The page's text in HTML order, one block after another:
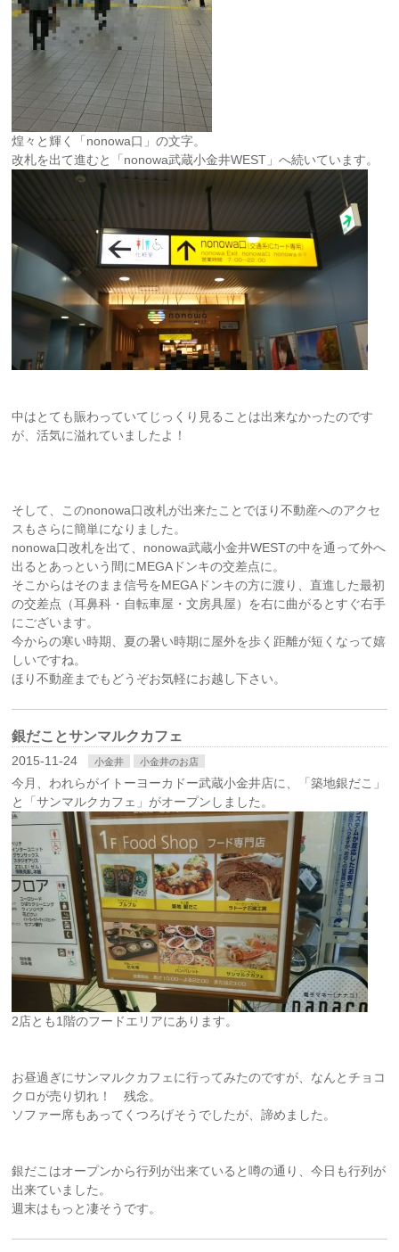
煌々と輝く「nonowa口」の文字。
改札を出て進むと「nonowa武蔵小金井WEST」へ続いています。
中はとても賑わっていてじっくり見ることは出来なかったのです
が、活気に溢れていましたよ！
そして、このnonowa口改札が出来たことでほり不動産へのアクセ
スもさらに簡単になりました。
nonowa口改札を出て、nonowa武蔵小金井WESTの中を通って外へ
出るとあっという間にMEGAドンキの交差点に。
そこからはそのまま信号をMEGAドンキの方に渡り、直進した最初
の交差点（耳鼻科・自転車屋・文房具屋）を右に曲がるとすぐ右手
にございます。
今からの寒い時期、夏の暑い時期に屋外を歩く距離が短くなって嬉
しいですね。
ほり不動産までもどうぞお気軽にお越し下さい。
銀だことサンマルクカフェ
2015-11-24 小金井 小金井のお店
今月、われらがイトーヨーカドー武蔵小金井店に、「築地銀だこ」
と「サンマルクカフェ」がオープンしました。
2店とも1階のフードエリアにあります。
お昼過ぎにサンマルクカフェに行ってみたのですが、なんとチョコ
クロが売り切れ！ 残念。
ソファー席もあってくつろげそうでしたが、諦めました。
銀だこはオープンから行列が出来ていると噂の通り、今日も行列が
出来ていました。
週末はもっと凄そうです。